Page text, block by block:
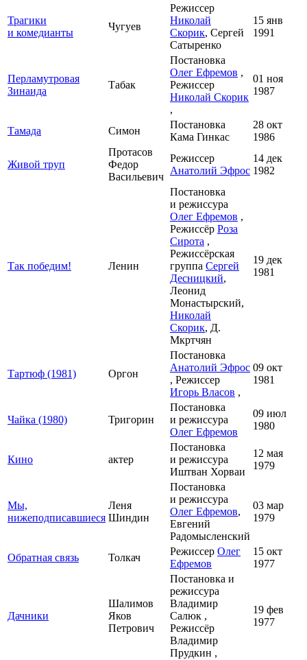
Трагики
и комедианты
Чугуев
Режиссер
Николай
Скорик, Сергей
Сатыренко
15 янв
1991
Перламутровая
Зинаида
Табак
Постановка
Олег Ефремов ,
Режиссер
Николай Скорик
,
01 ноя
1987
Тамада Симон
Постановка
Кама Гинкас
28 окт
1986
Живой труп
Протасов
Федор
Васильевич
Режиссер
Анатолий Эфрос
14 дек
1982
Так победим! Ленин
Постановка
и режиссура
Олег Ефремов ,
Режиссёр Роза
Сирота ,
Режиссёрская
группа Сергей
Десницкий,
Леонид
Монастырский,
Николай
Скорик, Д.
Мкртчян
19 дек
1981
Тартюф (1981) Оргон
Постановка
Анатолий Эфрос
, Режиссер
Игорь Власов ,
09 окт
1981
Чайка (1980) Тригорин
Постановка
и режиссура
Олег Ефремов
09 июл
1980
Кино актер
Постановка
и режиссура
Иштван Хорваи
12 мая
1979
Мы,
нижеподписавшиеся
Леня
Шиндин
Постановка
и режиссура
Олег Ефремов,
Евгений
Радомысленский
03 мар
1979
Обратная связь Толкач
Режиссер Олег
Ефремов
15 окт
1977
Дачники
Шалимов
Яков
Петрович
Постановка и
режиссура
Владимир
Салюк ,
Режиссёр
Владимир
Прудкин ,
19 фев
1977